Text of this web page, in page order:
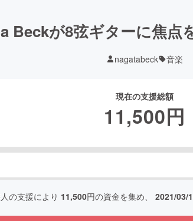
Beckが8弦ギターに焦点
nagatabeck 音楽
現在の支援総額
11,500円
人の支援により 11,500円の資金を集め、 2021/03/